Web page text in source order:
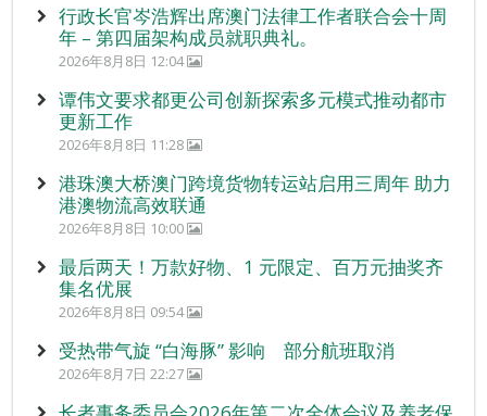
行政长官岑浩辉出席澳门法律工作者联合会十周
年 – 第四届架构成员就职典礼。
2026年8月8日 12:04
谭伟文要求都更公司创新探索多元模式推动都市
更新工作
2026年8月8日 11:28
港珠澳大桥澳门跨境货物转运站启用三周年 助力
港澳物流高效联通
2026年8月8日 10:00
最后两天！万款好物、1 元限定、百万元抽奖齐
集名优展
2026年8月8日 09:54
受热带气旋 “白海豚” 影响 部分航班取消
2026年8月7日 22:27